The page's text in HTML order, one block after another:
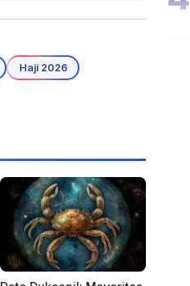
Haji 2026